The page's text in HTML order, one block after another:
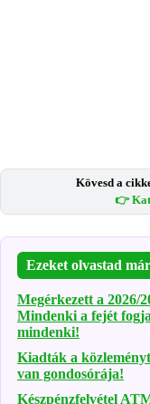
Kövesd a
👉
Ezeket olvastad
Megérkezett a 2026/
Mindenki a fejét
mindenki!
Kiadták a
van gondosórája!
Készpénzfelvétel